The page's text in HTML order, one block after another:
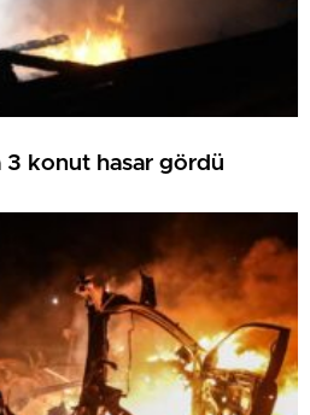
3 konut hasar gördü